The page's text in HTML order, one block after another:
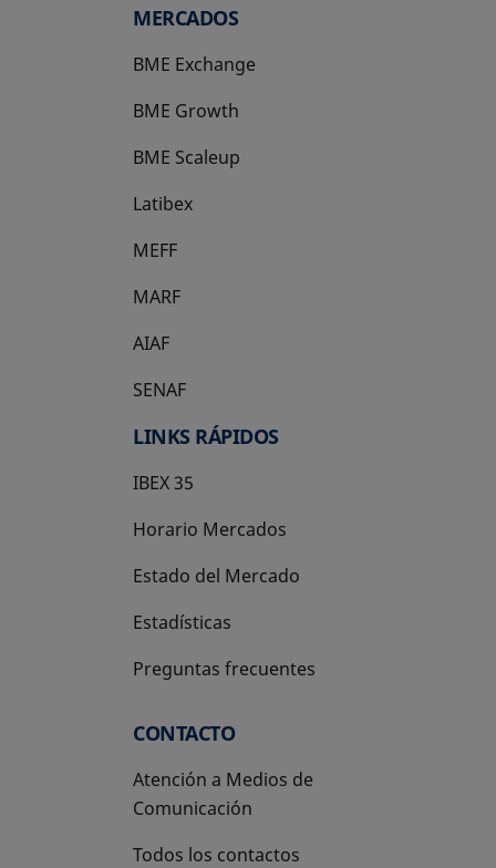
MERCADOS
BME Exchange
BME Growth
se abre en una pestaña nueva
BME Scaleup
se abre en una pestaña nueva
Latibex
se abre en una pestaña nueva
MEFF
se abre en una pestaña nueva
MARF
AIAF
SENAF
LINKS RÁPIDOS
IBEX 35
Horario Mercados
Estado del Mercado
Estadísticas
Preguntas frecuentes
CONTACTO
Atención a Medios de
Comunicación
Todos los contactos